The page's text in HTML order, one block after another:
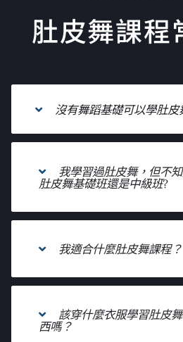
肚皮舞課程
沒有舞蹈基礎可以學肚皮
我學習過肚皮舞，但不
肚皮舞基礎班還是中級班?
我適合什麼肚皮舞課程？
該穿什麼衣服學習肚皮
西嗎？